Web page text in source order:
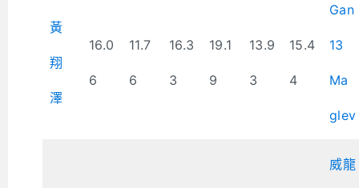
黃
翔
澤
16.0
6
11.7
6
16.3
3
19.1
9
13.9
3
15.4
4
Gan
13
Ma
glev
威龍